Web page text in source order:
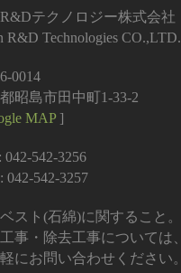
テクノロジー株式会社
R&D Technologies CO.,LTD.
0014
昭島市田中町1-33-2
MAP]
042-542-3256
042-542-3257
スト(石綿)に関すること。
事・除去工事については、
にお問い合わせください。